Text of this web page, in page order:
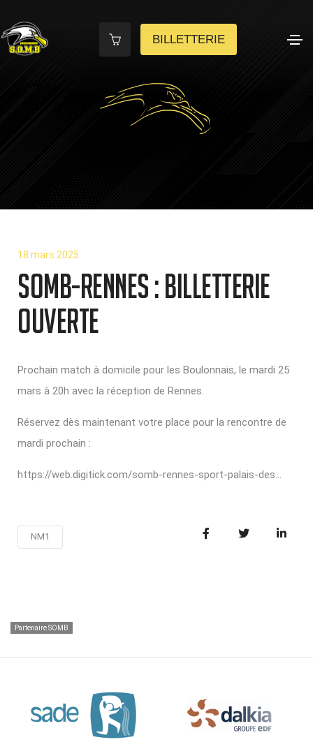
BILLETTERIE
18 mars 2025
SOMB-RENNES : Billetterie
ouverte
Prochain match à domicile pour les Boulonnais, le mardi 25
mars à 20h avec la réception de Rennes.
Réservez dès maintenant votre place pour la rencontre de
mardi prochain :
https://web.digitick.com/somb-rennes-sport-palais-des...
NM1
Partenaire SOMB